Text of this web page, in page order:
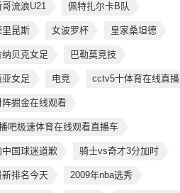
流浪U21 佩特扎尔卡B队
里昆斯 女波罗杯 皇家桑坦德
贝克女足 巴勒莫竞技
女足 电竞 cctv5十体育在线直播
阵掘金在线观看
吧极速体育在线观看直播车
中国球迷道歉 骑士vs奇才3分加时
新排名今天 2009年nba选秀